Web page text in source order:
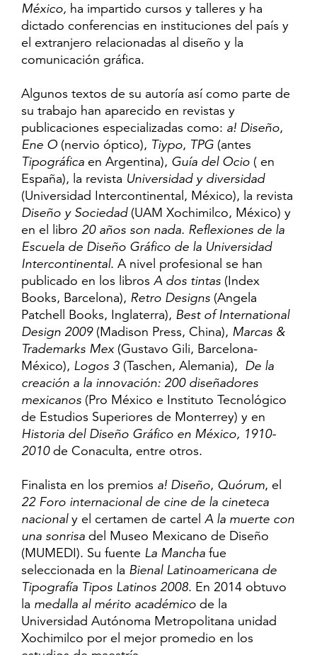
México, ha impartido cursos y talleres y ha
dictado conferencias en instituciones del país y
el extranjero relacionadas al diseño y la
comunicación gráfica.
Algunos textos de su autoría así como parte de
su trabajo han aparecido en revistas y
publicaciones especializadas como: a! Diseño,
Ene O(nervio óptico), Tiypo, TPG (antes
Tipográfica en Argentina), Guía del Ocio ( en
España), la revista Universidad y diversidad
(Universidad Intercontinental, México), la revista
Diseño y Sociedad(UAM Xochimilco, México) y
en el libro 20 años son nada. Reflexiones de la
Escuela de Diseño Gráfico de la Universidad
Intercontinental. A nivel profesional se han
publicado en los libros A dos tintas (Index
Books, Barcelona), Retro Designs (Angela
Patchell Books, Inglaterra), Best of International
Design 2009(Madison Press, China), Marcas &
Trademarks Mex (Gustavo Gili, Barcelona-
México), Logos 3 (Taschen, Alemania), De la
creación a la innovación: 200 diseñadores
mexicanos (Pro México e Instituto Tecnológico
de Estudios Superiores de Monterrey) y en
Historia del Diseño Gráfico en México, 1910-
2010de Conaculta, entre otros.
Finalista en los premios a! Diseño, Quórum, el
22 Foro internacional de cine de la cineteca
nacionaly el certamen de cartel A la muerte con
una sonrisa del Museo Mexicano de Diseño
(MUMEDI). Su fuente La Mancha fue
seleccionada en la Bienal Latinoamericana de
Tipografía Tipos Latinos 2008. En 2014 obtuvo
la medalla al mérito académico de la
Universidad Autónoma Metropolitana unidad
Xochimilco por el mejor promedio en los